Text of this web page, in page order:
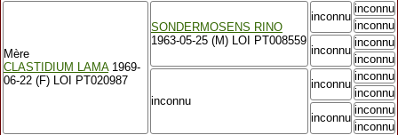
Mère
CLASTIDIUM LAMA1969-
06-22 (F) LOI PT020987
SONDERMOSENS RINO
1963-05-25 (M) LOI PT008559
inconnu
inconnu
inconnu
inconnu
inconnu
inconnu
inconnu
inconnu
inconnu
inconnu
inconnu
inconnu
inconnu